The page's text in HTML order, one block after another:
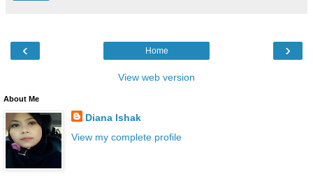
‹ ›
Home
View web version
About Me
Diana Ishak
View my complete profile